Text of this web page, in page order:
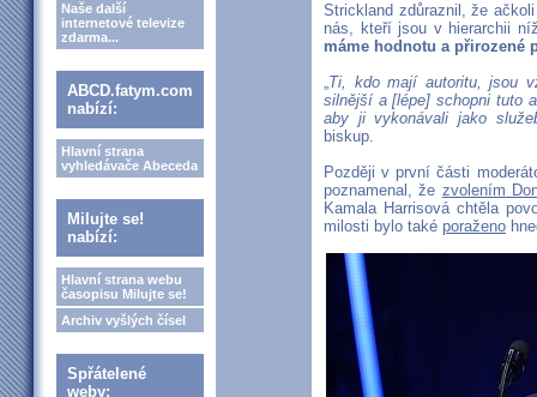
Naše další
internetové televize
zdarma...
ABCD.fatym.com
nabízí:
Hlavní strana
vyhledávače Abeceda
Milujte se!
nabízí:
Hlavní strana webu
časopisu Milujte se!
Archiv vyšlých čísel
Spřátelené
weby:
Strickland zdůraznil, že
nás, kteří jsou v hierarchii
máme hodnotu a přirozené
„Ti, kdo mají autoritu, jsou
silnější a [lépe] schopni tuto
aby ji vykonávali jako
biskup.
Později v první části
poznamenal, že zvolením
Kamala Harrisová chtěla
milosti bylo také poraženo